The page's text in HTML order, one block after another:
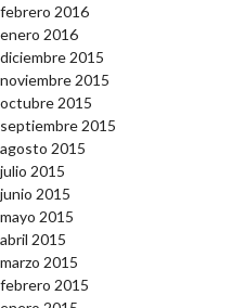
febrero 2016
enero 2016
diciembre 2015
noviembre 2015
octubre 2015
septiembre 2015
agosto 2015
julio 2015
junio 2015
mayo 2015
abril 2015
marzo 2015
febrero 2015